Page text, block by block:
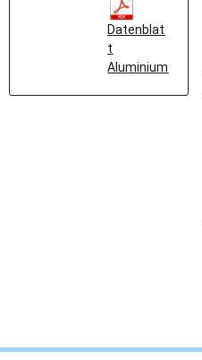
Datenblat
t
Aluminium